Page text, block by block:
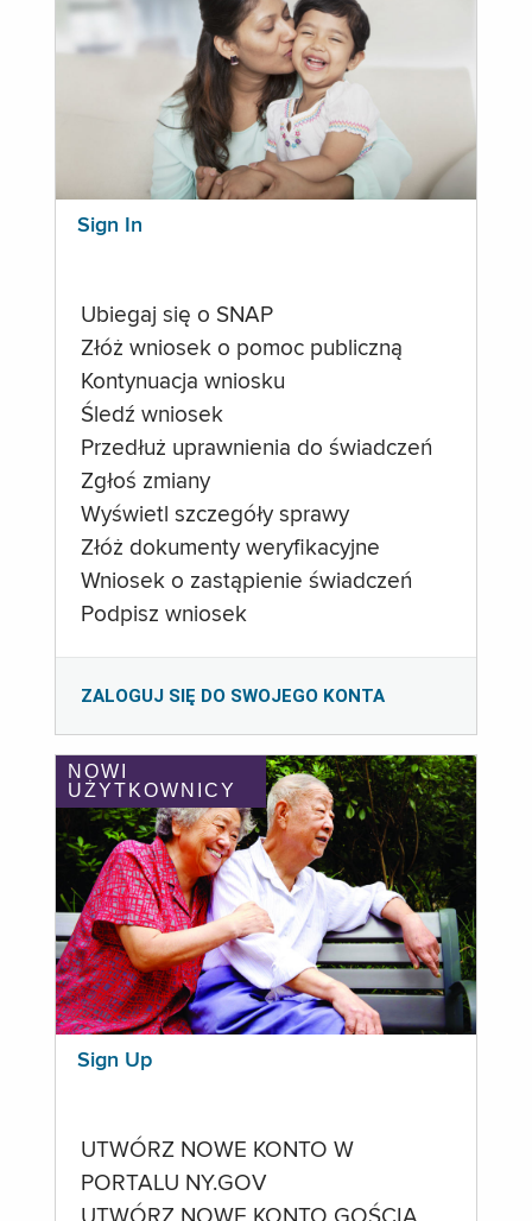
Sign In
Ubiegaj się o SNAP
Złóż wniosek o pomoc publiczną
Kontynuacja wniosku
Śledź wniosek
Przedłuż uprawnienia do świadczeń
Zgłoś zmiany
Wyświetl szczegóły sprawy
Złóż dokumenty weryfikacyjne
Wniosek o zastąpienie świadczeń
Podpisz wniosek
ZALOGUJ SIĘ DO SWOJEGO KONTA
NOWI
UŻYTKOWNICY
Sign Up
UTWÓRZ NOWE KONTO W
PORTALU NY.GOV